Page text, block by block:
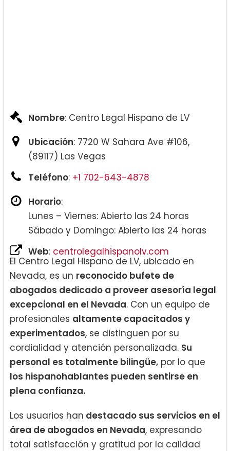
Nombre: Centro Legal Hispano de LV
Ubicación: 7720 W Sahara Ave #106,
(89117) Las Vegas
Teléfono: +1 702-643-4878
Horario:
Lunes – Viernes: Abierto las 24 horas
Sábado y Domingo: Abierto las 24 horas
Web: centrolegalhispanolv.com
El Centro Legal Hispano de LV, ubicado en
Nevada, es un reconocido bufete de
abogados dedicado a proveer asesoría legal
excepcional en el Nevada. Con un equipo de
profesionales altamente capacitados y
experimentados, se distinguen por su
cordialidad y atención personalizada. Su
personal es totalmente bilingüe, por lo que
los hispanohablantes pueden sentirse en
plena confianza.
Los usuarios han destacado sus servicios en el
área de abogados en Nevada, expresando
total satisfacción y gratitud por la calidad